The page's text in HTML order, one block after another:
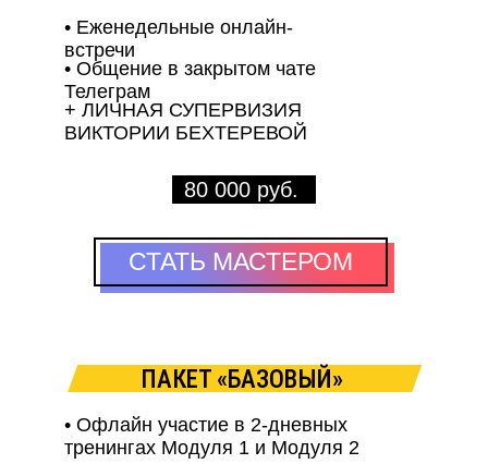
компании «Правила игры».
с помощью методологии
у автора Don Edward Beck,
100
выпускников
открытых
ПАКЕТ «БАЗОВЫЙ»
• Офлайн участие в 2-дневных
тренингах Модуля 1 и Модуля 2
• Еженедельные онлайн-
встречи
• Общение в закрытом чате
Телеграм
+ ЛИЧНАЯ СУПЕРВИЗИЯ
ВИКТОРИИ БЕХТЕРЕВОЙ
80 000 руб.
СТАТЬ МАСТЕРОМ